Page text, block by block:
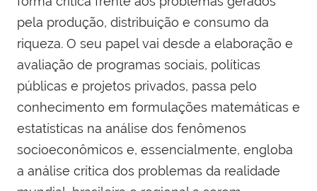
pela produção, distribuição e consumo da
riqueza. O seu papel vai desde a elaboração e
avaliação de programas sociais, políticas
públicas e projetos privados, passa pelo
conhecimento em formulações matemáticas e
estatísticas na análise dos fenômenos
socioeconômicos e, essencialmente, engloba
a análise crítica dos problemas da realidade